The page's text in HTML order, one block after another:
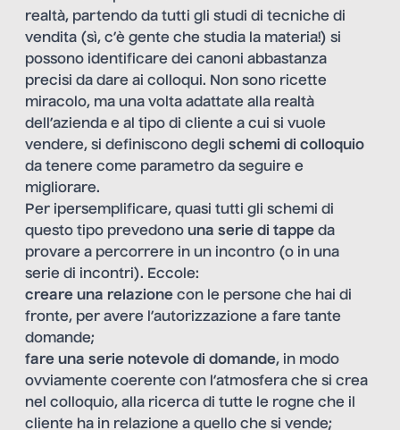
realtà, partendo da tutti gli studi di tecniche di
vendita (sì, c’è gente che studia la materia!) si
possono identificare dei canoni abbastanza
precisi da dare ai colloqui. Non sono ricette
miracolo, ma una volta adattate alla realtà
dell’azienda e al tipo di cliente a cui si vuole
vendere, si definiscono degli schemi di colloquio
da tenere come parametro da seguire e
migliorare.
Per ipersemplificare, quasi tutti gli schemi di
questo tipo prevedono una serie di tappe da
provare a percorrere in un incontro (o in una
serie di incontri). Eccole:
creare una relazione con le persone che hai di
fronte, per avere l’autorizzazione a fare tante
domande;
fare una serie notevole di domande, in modo
ovviamente coerente con l’atmosfera che si crea
nel colloquio, alla ricerca di tutte le rogne che il
cliente ha in relazione a quello che si vende;